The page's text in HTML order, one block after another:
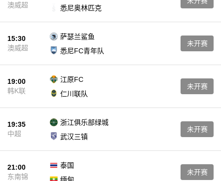
澳威超
悉尼奥林匹克
15:30
澳威超
萨瑟兰鲨鱼
悉尼FC青年队
未开赛
19:00
韩K联
江原FC
仁川联队
未开赛
19:35
中超
浙江俱乐部绿城
武汉三镇
未开赛
21:00
东南锦
泰国
未开赛